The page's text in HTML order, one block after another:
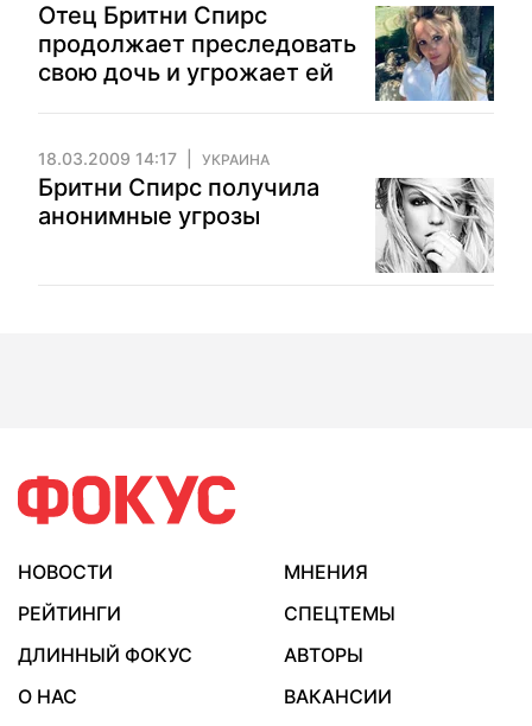
Отец Бритни Спирс
продолжает преследовать
свою дочь и угрожает ей
18.03.2009 14:17 УКРАИНА
Бритни Спирс получила
анонимные угрозы
НОВОСТИ
МНЕНИЯ
РЕЙТИНГИ
СПЕЦТЕМЫ
ДЛИННЫЙ ФОКУС
АВТОРЫ
О НАС
ВАКАНСИИ